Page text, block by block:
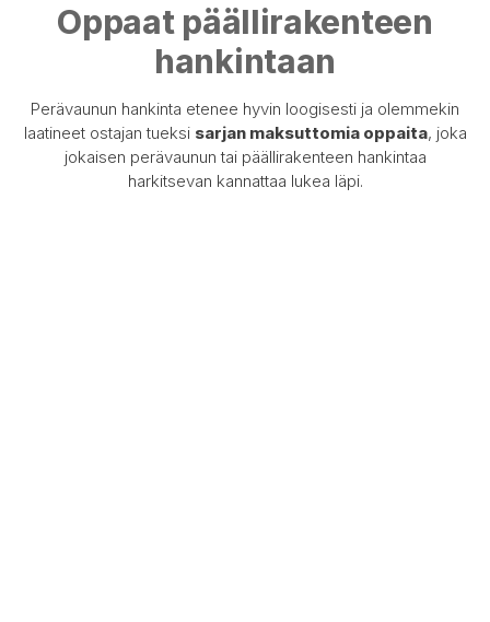
Oppaat päällirakenteen
hankintaan
Perävaunun hankinta etenee hyvin loogisesti ja olemmekin
laatineet ostajan tueksi sarjan maksuttomia oppaita, joka
jokaisen perävaunun tai päällirakenteen hankintaa
harkitsevan kannattaa lukea läpi.